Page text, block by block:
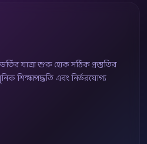
ভর্তির যাত্রা শুরু হোক সঠিক প্রস্তুতির
শিক্ষাপদ্ধতি এবং নির্ভরযোগ্য